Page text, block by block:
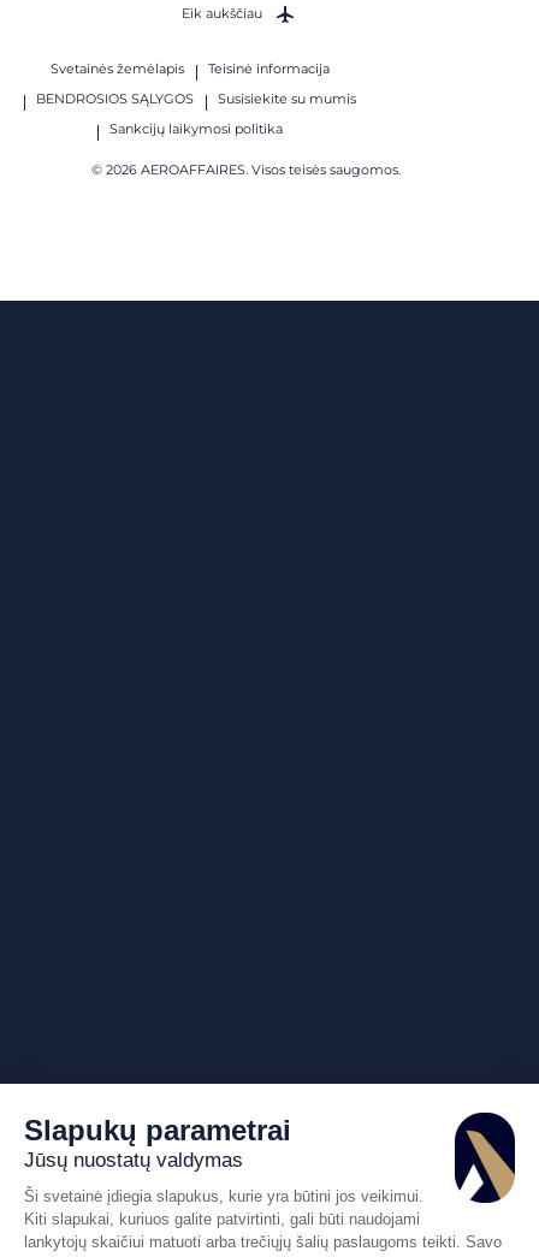
Svetainės žemėlapis
Teisinė informacija
BENDROSIOS SĄLYGOS
Susisiekite su mumis
Sankcijų laikymosi politika
© 2026 AEROAFFAIRES. Visos teisės saugomos.
Eik aukščiau